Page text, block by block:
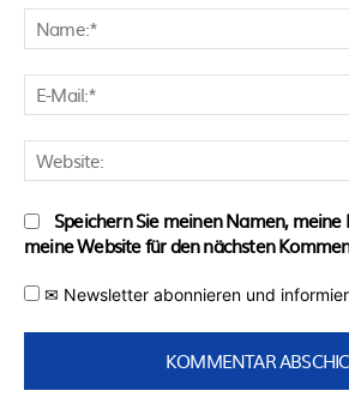
Speichern Sie meinen Namen, meine
meine Website für den nächsten
✉ Newsletter abonnieren und